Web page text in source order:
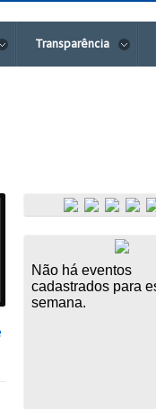
Transparência